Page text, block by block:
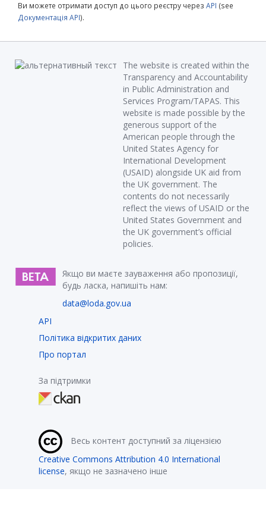
Ви можете отримати доступ до цього реєстру через API (see
Документація API).
The website is created within the
Transparency and Accountability
in Public Administration and
Services Program/TAPAS. This
website is made possible by the
generous support of the
American people through the
United States Agency for
International Development
(USAID) alongside UK aid from
the UK government. The
contents do not necessarily
reflect the views of USAID or the
United States Government and
the UK government’s official
policies.
Якщо ви маєте зауваження або пропозиції,
будь ласка, напишіть нам:
data@loda.gov.ua
API
Політика відкритих даних
Про портал
За підтримки
Весь контент доступний за ліцензією
Creative Commons Attribution 4.0 International
license, якщо не зазначено інше